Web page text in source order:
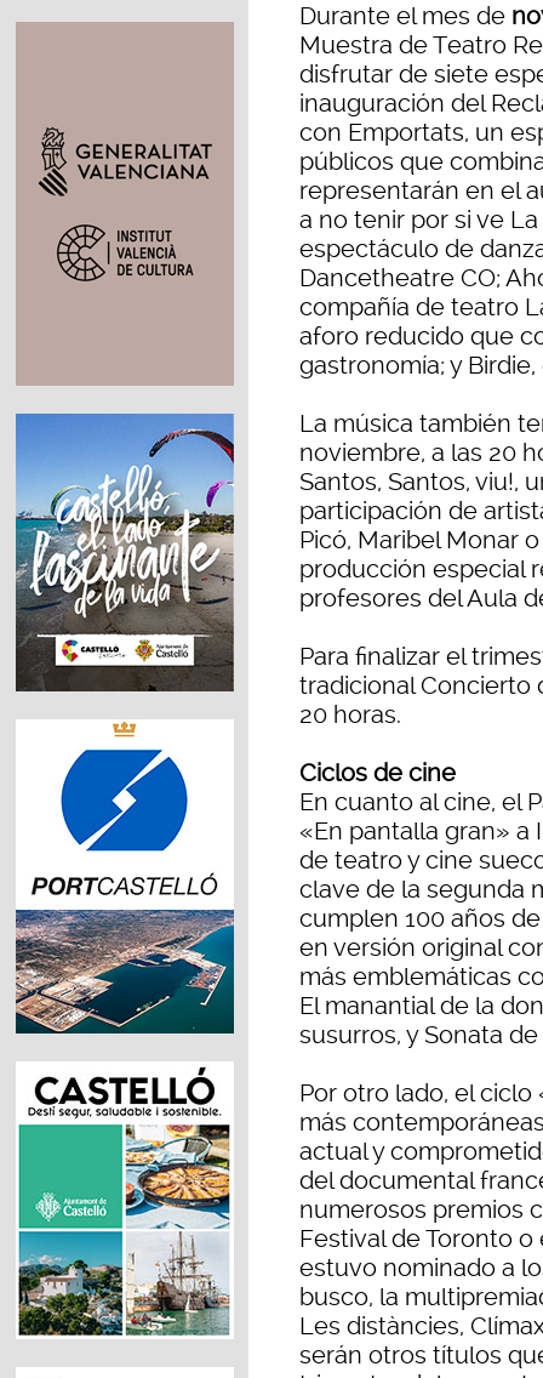
Durante el mes de
Muestra de Teatro
disfrutar de siete
inauguración del
con Emportats, un
públicos que
representarán en el
a no tenir por si ve
espectáculo de
Dancetheatre CO;
compañía de teatro
aforo reducido que
gastronomía; y
La música también
noviembre, a las 20
Santos, Santos, viu!,
participación de
Picó, Maribel Monar
producción especial
profesores del Aula
Para finalizar el
tradicional Concierto
20 horas.
Ciclos de cine
En cuanto al cine, el
«En pantalla gran» a
de teatro y cine
clave de la segunda
cumplen 100 años
en versión original
más emblemáticas
El manantial de la
susurros, y Sonata
Por otro lado, el
más
actual y
del documental
numerosos premios
Festival de Toronto
estuvo nominado a
busco, la
Les distàncies,
serán otros títulos